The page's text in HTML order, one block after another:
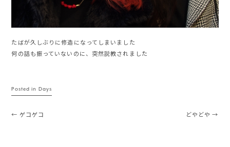
たばが久しぶりに修造になってしまいました
何の話も振っていないのに、突然説教されました
Posted in Days
Post navigation
← ゲコゲコ どやどや→